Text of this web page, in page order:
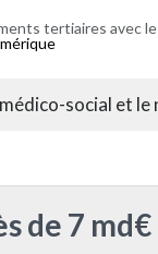
tertiaires avec le
social et le
de 7